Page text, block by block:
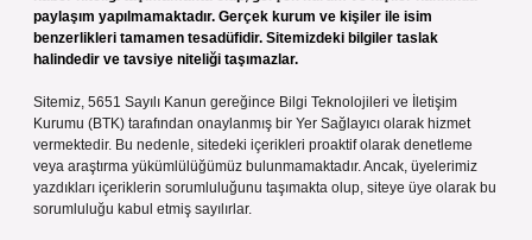
paylaşım yapılmamaktadır. Gerçek kurum ve kişiler ile isim
benzerlikleri tamamen tesadüfidir. Sitemizdeki bilgiler taslak
halindedir ve tavsiye niteliği taşımazlar.
Sitemiz, 5651 Sayılı Kanun gereğince Bilgi Teknolojileri ve İletişim
Kurumu (BTK) tarafından onaylanmış bir Yer Sağlayıcı olarak hizmet
vermektedir. Bu nedenle, sitedeki içerikleri proaktif olarak denetleme
veya araştırma yükümlülüğümüz bulunmamaktadır. Ancak, üyelerimiz
yazdıkları içeriklerin sorumluluğunu taşımakta olup, siteye üye olarak bu
sorumluluğu kabul etmiş sayılırlar.